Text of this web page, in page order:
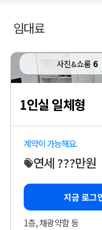
임대료
사진&쇼룸 6
1인실 일체형
계약이 가능해요.
연세 ???만원
지금 로그
1층, 채광약함 등